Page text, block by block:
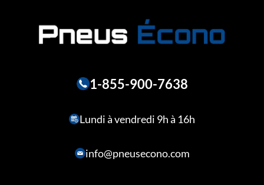
1-855-900-7638
Lundi à vendredi 9h à 16h
info@pneusecono.com